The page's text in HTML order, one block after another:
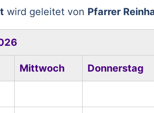
wird geleitet von Pfarrer
Mittwoch Donnerstag